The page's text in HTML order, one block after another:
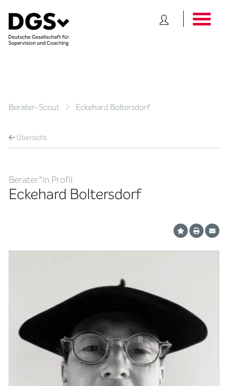
Berater-Scout Eckehard Boltersdorf
Übersicht
Berater*in Profil
Eckehard Boltersdorf